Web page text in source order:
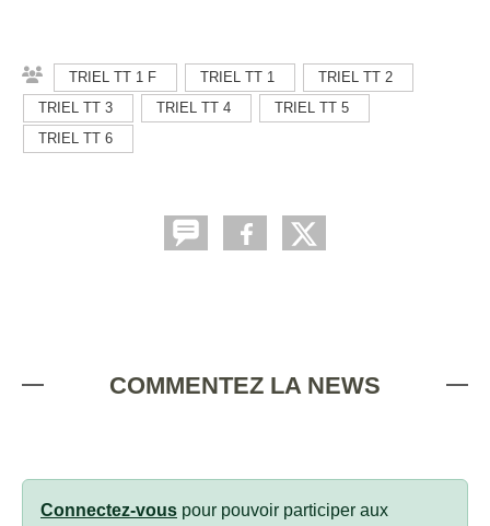
TRIEL TT 1 F TRIEL TT 1
TRIEL TT 2
TRIEL TT 3
TRIEL TT 4
TRIEL TT 5
TRIEL TT 6
COMMENTEZ LA NEWS
Connectez-vous pour pouvoir participer aux